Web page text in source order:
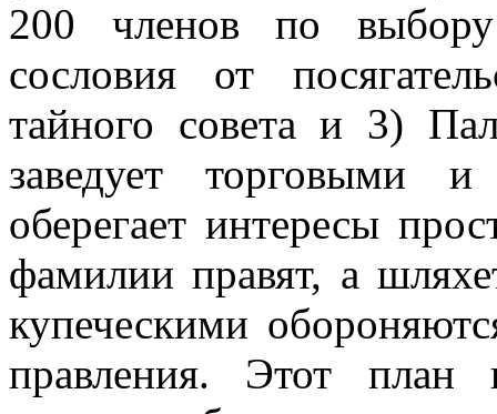
200 членов по выбору
сословия от
тайного совета и 3)
заведует торговыми
оберегает интересы
фамилии правят, а
купеческими
правления. Этот